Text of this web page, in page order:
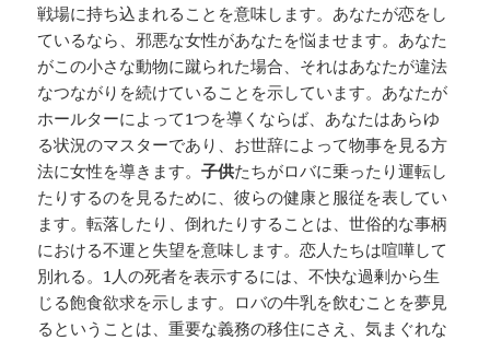
戦場に持ち込まれることを意味します。あなたが恋をし
ているなら、邪悪な女性があなたを悩ませます。あなた
がこの小さな動物に蹴られた場合、それはあなたが違法
なつながりを続けていることを示しています。あなたが
ホールターによって1つを導くならば、あなたはあらゆ
る状況のマスターであり、お世辞によって物事を見る方
法に女性を導きます。子供たちがロバに乗ったり運転し
たりするのを見るために、彼らの健康と服従を表してい
ます。転落したり、倒れたりすることは、世俗的な事柄
における不運と失望を意味します。恋人たちは喧嘩して
別れる。1人の死者を表示するには、不快な過剰から生
じる飽食欲求を示します。ロバの牛乳を飲むことを夢見
るということは、重要な義務の移住にさえ、気まぐれな